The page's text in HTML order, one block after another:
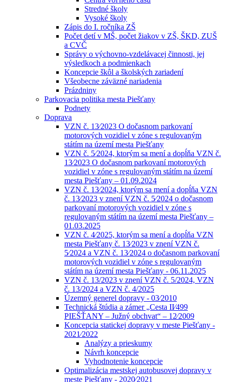
Stredné školy
Vysoké školy
Zápis do I. ročníka ZŠ
Počet detí v MŠ, počet žiakov v ZŠ, ŠKD, ZUŠ
a CVČ
Správy o výchovno-vzdelávacej činnosti, jej
výsledkoch a podmienkach
Koncepcie škôl a školských zariadení
Všeobecne záväzné nariadenia
Prázdniny
Parkovacia politika mesta Piešťany
Podnety
Doprava
VZN č. 13⁄2023 O dočasnom parkovaní
motorových vozidiel v zóne s regulovaným
státím na území mesta Piešťany
VZN č. 5⁄2024, ktorým sa mení a dopĺňa VZN č.
13⁄2023 O dočasnom parkovaní motorových
vozidiel v zóne s regulovaným státím na území
mesta Piešťany – 01.09.2024
VZN č. 13⁄2024, ktorým sa mení a dopĺňa VZN
č. 13⁄2023 v znení VZN č. 5⁄2024 o dočasnom
parkovaní motorových vozidiel v zóne s
regulovaným státím na území mesta Piešťany –
01.03.2025
VZN č. 4⁄2025, ktorým sa mení a dopĺňa VZN
mesta Piešťany č. 13⁄2023 v znení VZN č.
5⁄2024 a VZN č. 13⁄2024 o dočasnom parkovaní
motorových vozidiel v zóne s regulovaným
státím na území mesta Piešťany - 06.11.2025
VZN č. 13/2023 v znení VZN č. 5/2024, VZN
č. 13/2024 a VZN č. 4/2025
Územný generel dopravy - 03⁄2010
Technická štúdia a zámer „Cesta II⁄499
PIEŠŤANY – Južný obchvat“ – 12⁄2009
Koncepcia statickej dopravy v meste Piešťany -
2021⁄2022
Analýzy a prieskumy
Návrh koncepcie
Vyhodnotenie koncepcie
Optimalizácia mestskej autobusovej dopravy v
meste Piešťany - 2020⁄2021